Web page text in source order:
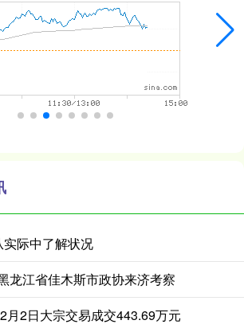
际中了解状况
龙江省佳木斯市政协来济考察
月2日大宗交易成交443.69万元